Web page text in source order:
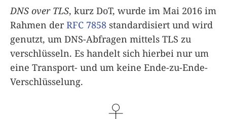
DNS over TLS, kurz DoT, wurde im Mai 2016 im
Rahmen derRFC 7858 standardisiert und wird
genutzt, um DNS-Abfragen mittels TLS zu
verschlüsseln. Es handelt sich hierbei nur um
eine Transport- und um keine Ende-zu-Ende-
Verschlüsselung.